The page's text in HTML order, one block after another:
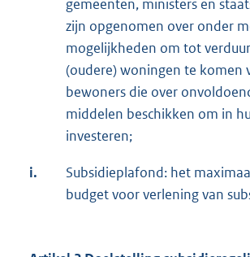
gemeenten, ministers en
zijn opgenomen over onder
mogelijkheden om tot
(oudere) woningen te komen
bewoners die over
middelen beschikken om in
investeren;
i.
Subsidieplafond: het
budget voor verlening van